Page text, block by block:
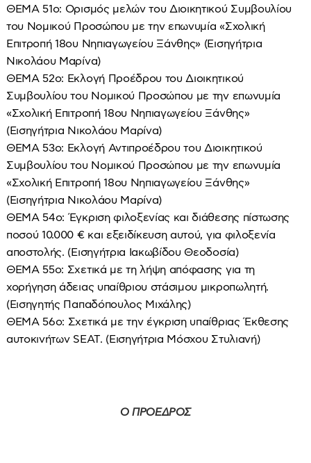
ΘΕΜΑ 51ο: Ορισμός μελών του Διοικητικού Συμβουλίου
του Νομικού Προσώπου με την επωνυμία «Σχολική
Επιτροπή 18ου Νηπιαγωγείου Ξάνθης» (Εισηγήτρια
Νικολάου Μαρίνα)
ΘΕΜΑ 52ο: Εκλογή Προέδρου του Διοικητικού
Συμβουλίου του Νομικού Προσώπου με την επωνυμία
«Σχολική Επιτροπή 18ου Νηπιαγωγείου Ξάνθης»
(Εισηγήτρια Νικολάου Μαρίνα)
ΘΕΜΑ 53ο: Εκλογή Αντιπροέδρου του Διοικητικού
Συμβουλίου του Νομικού Προσώπου με την επωνυμία
«Σχολική Επιτροπή 18ου Νηπιαγωγείου Ξάνθης»
(Εισηγήτρια Νικολάου Μαρίνα)
ΘΕΜΑ 54ο: Έγκριση φιλοξενίας και διάθεσης πίστωσης
ποσού 10.000 € και εξειδίκευση αυτού, για φιλοξενία
αποστολής. (Εισηγήτρια Ιακωβίδου Θεοδοσία)
ΘΕΜΑ 55ο: Σχετικά με τη λήψη απόφασης για τη
χορήγηση άδειας υπαίθριου στάσιμου μικροπωλητή.
(Εισηγητής Παπαδόπουλος Μιχάλης)
ΘΕΜΑ 56ο: Σχετικά με την έγκριση υπαίθριας Έκθεσης
αυτοκινήτων SEAT. (Εισηγήτρια Μόσχου Στυλιανή)
Ο ΠΡΟΕΔΡΟΣ